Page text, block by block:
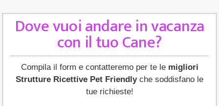
Dove vuoi andare in vacanza
con il tuo Cane?
Compila il form e contatteremo per te le migliori
Strutture Ricettive Pet Friendlyche soddisfano le
tue richieste!